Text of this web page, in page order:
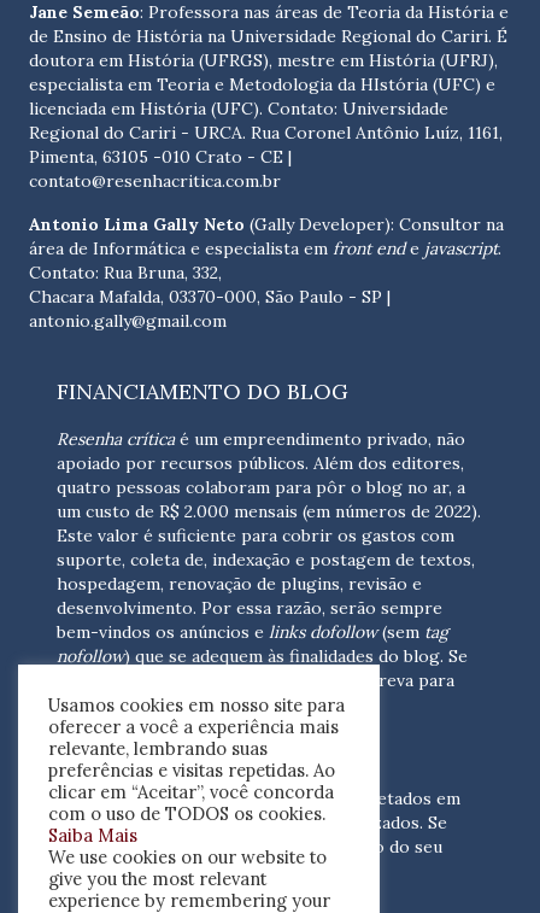
Jane Semeão: Professora nas áreas de Teoria da História e
de Ensino de História na Universidade Regional do Cariri. É
doutora em História (UFRGS), mestre em História (UFRJ),
especialista em Teoria e Metodologia da HIstória (UFC) e
licenciada em História (UFC). Contato: Universidade
Regional do Cariri - URCA. Rua Coronel Antônio Luíz, 1161,
Pimenta, 63105 -010 Crato - CE |
contato@resenhacritica.com.br
Antonio Lima Gally Neto (Gally Developer): Consultor na
área de Informática e especialista em front ende javascript.
Contato: Rua Bruna, 332,
Chacara Mafalda, 03370-000, São Paulo - SP |
antonio.gally@gmail.com
FINANCIAMENTO DO BLOG
Resenha críticaé um empreendimento privado, não
apoiado por recursos públicos. Além dos editores,
quatro pessoas colaboram para pôr o blog no ar, a
um custo de R$ 2.000 mensais (em números de 2022).
Este valor é suficiente para cobrir os gastos com
suporte, coleta de, indexação e postagem de textos,
hospedagem, renovação de plugins, revisão e
desenvolvimento. Por essa razão, serão sempre
bem-vindos os anúncios e links dofollow(sem tag
nofollow) que se adequem às finalidades do blog. Se
escreva para
nós(contato@resenhacritica.com.br)
FONTES E ACERVO
As resenhas, dossiês e sumários são coletados em
periódicos acadêmicos e sites especializados. Se
você tem interesse em divulgar o acervo do seu
periódico, escreva para nós
(contato@resenhacritica.com.br)
Usamos cookies em nosso site para
oferecer a você a experiência mais
relevante, lembrando suas
preferências e visitas repetidas. Ao
clicar em “Aceitar”, você concorda
com o uso de TODOS os cookies.
Saiba Mais
We use cookies on our website to
give you the most relevant
experience by remembering your